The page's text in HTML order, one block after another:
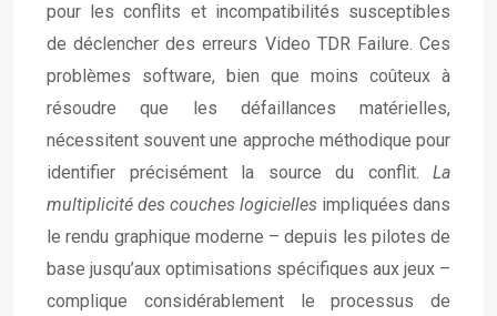
pour les conflits et incompatibilités susceptibles
de déclencher des erreurs Video TDR Failure. Ces
problèmes software, bien que moins coûteux à
résoudre que les défaillances matérielles,
nécessitent souvent une approche méthodique pour
identifier précisément la source du conflit. La
multiplicité des couches logicielles impliquées dans
le rendu graphique moderne – depuis les pilotes de
base jusqu’aux optimisations spécifiques aux jeux –
complique considérablement le processus de